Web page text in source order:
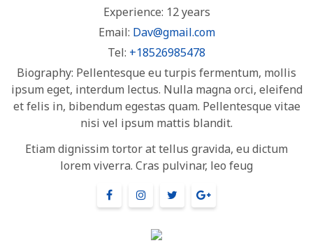
Experience: 12 years
Email: Dav@gmail.com
Tel: +18526985478
Biography: Pellentesque eu turpis fermentum, mollis
ipsum eget, interdum lectus. Nulla magna orci, eleifend
et felis in, bibendum egestas quam. Pellentesque vitae
nisi vel ipsum mattis blandit.
Etiam dignissim tortor at tellus gravida, eu dictum
lorem viverra. Cras pulvinar, leo feug